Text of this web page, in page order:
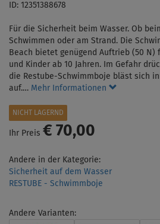
ID: 12351388678
Für die Sicherheit beim Wasser. Ob
Schwimmen oder am Strand. Die
Beach bietet genügend Auftrieb (50 N)
und Kinder ab 10 Jahren. Im Gefahr
die Restube-Schwimmboje bläst sich
auf.… Mehr Informationen
NICHT LAGERND
Ihr Preis € 70,00
Andere in der Kategorie:
Sicherheit auf dem Wasser
RESTUBE - Schwimmboje
Andere Varianten: